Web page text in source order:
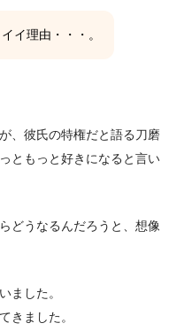
イ理由・・・。
、彼氏の特権だと語る刀磨
ともっと好きになると言い
どうなるんだろうと、想像
ました。
きました。